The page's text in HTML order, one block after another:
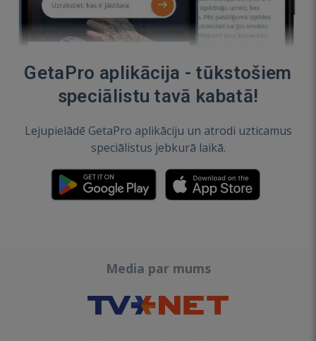
GetaPro aplikācija - tūkstošiem
speciālistu tavā kabatā!
Lejupielādē GetaPro aplikāciju un atrodi uzticamus
speciālistus jebkurā laikā.
Media par mums